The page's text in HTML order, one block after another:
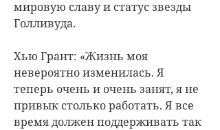
мировую славу и статус звезды
Голливуда.
Хью Грант: «Жизнь моя
невероятно изменилась. Я
теперь очень и очень занят, я не
привык столько работать. Я все
время должен поддерживать так